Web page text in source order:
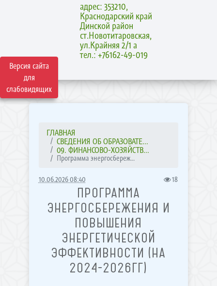
Версия сайта
для
слабовидящих
адрес: 353210,
Краснодарский край
Динской район
ст.Новотитаровская,
ул.Крайняя 2/1 а
тел.: +76162-49-019
ГЛАВНАЯ
СВЕДЕНИЯ ОБ ОБРАЗОВАТЕ...
09. ФИНАНСОВО-ХОЗЯЙСТВ...
Программа энергосбереж...
10.06.2026 08:40 18
ПРОГРАММА
ЭНЕРГОСБЕРЕЖЕНИЯ И
ПОВЫШЕНИЯ
ЭНЕРГЕТИЧЕСКОЙ
ЭФФЕКТИВНОСТИ (НА
2024-2026ГГ)